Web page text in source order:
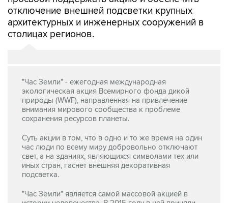
отключение внешней подсветки крупных
архитектурных и инженерных сооружений в
столицах регионов.
"Час Земли" - ежегодная международная
экологическая акция Всемирного фонда дикой
природы (WWF), направленная на привлечение
внимания мирового сообщества к проблеме
сохранения ресурсов планеты.
Суть акции в том, что в одно и то же время на один
час люди по всему миру добровольно отключают
свет, а на зданиях, являющихся символами тех или
иных стран, гаснет внешняя декоративная
подсветка.
"Час Земли" является самой массовой акцией в